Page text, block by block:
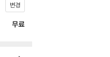
변경
무료